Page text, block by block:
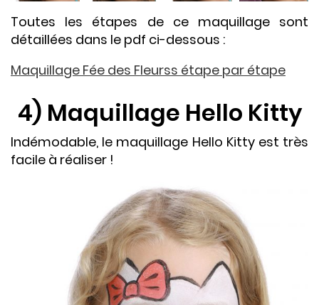
Toutes les étapes de ce maquillage sont
détaillées dans le pdf ci-dessous :
Maquillage Fée des Fleurss étape par étape
4) Maquillage Hello Kitty
Indémodable, le maquillage Hello Kitty est très
facile à réaliser !